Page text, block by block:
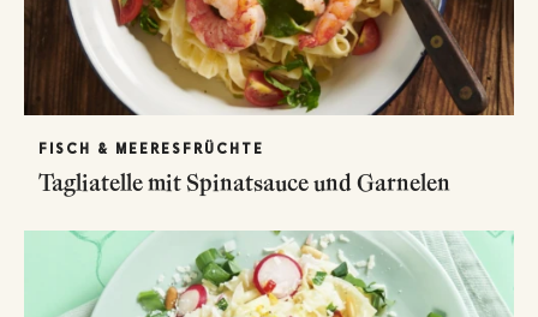
FISCH & MEERESFRÜCHTE
Tagliatelle mit Spinatsauce und Garnelen